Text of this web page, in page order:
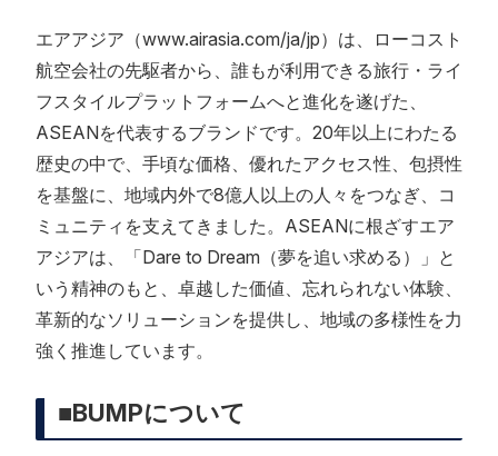
エアアジア（www.airasia.com/ja/jp）は、ローコスト
航空会社の先駆者から、誰もが利用できる旅行・ライ
フスタイルプラットフォームへと進化を遂げた、
ASEANを代表するブランドです。20年以上にわたる
歴史の中で、手頃な価格、優れたアクセス性、包摂性
を基盤に、地域内外で8億人以上の人々をつなぎ、コ
ミュニティを支えてきました。ASEANに根ざすエア
アジアは、「Dare to Dream（夢を追い求める）」と
いう精神のもと、卓越した価値、忘れられない体験、
革新的なソリューションを提供し、地域の多様性を力
強く推進しています。
■BUMPについて